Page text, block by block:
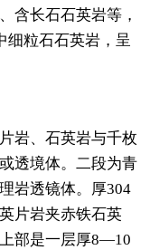
含长石石英岩等，
粒石石英岩，呈
岩、石英岩与千枚
透境体。二段为青
岩透镜体。厚304
片岩夹赤铁石英
部是一层厚8—10